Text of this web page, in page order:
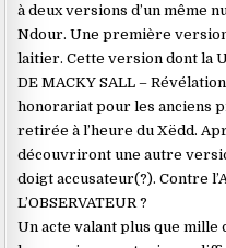
à deux versions d’un même
Ndour. Une première
laitier. Cette version dont la
DE MACKY SALL –
honorariat pour les anciens
retirée à l’heure du Xëdd.
découvriront une autre
doigt accusateur(?). Contre
L’OBSERVATEUR ?
Un acte valant plus que